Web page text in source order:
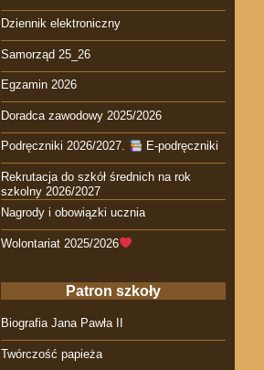
Dziennik elektroniczny
Samorząd 25_26
Egzamin 2026
Doradca zawodowy 2025/2026
Podręczniki 2026/2027. E-podręczniki
Rekrutacja do szkół średnich na rok
szkolny 2026/2027
Nagrody i obowiązki ucznia
Wolontariat 2025/2026
Patron szkoły
Biografia Jana Pawła II
Twórczość papieża